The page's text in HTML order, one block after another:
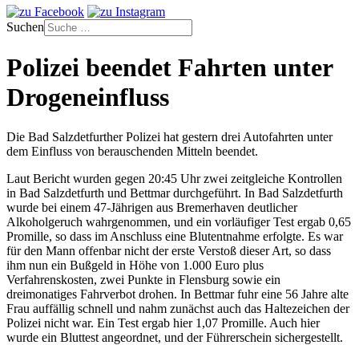
Suchen
Polizei beendet Fahrten unter
Drogeneinfluss
Die Bad Salzdetfurther Polizei hat gestern drei Autofahrten unter
dem Einfluss von berauschenden Mitteln beendet.
Laut Bericht wurden gegen 20:45 Uhr zwei zeitgleiche Kontrollen
in Bad Salzdetfurth und Bettmar durchgeführt. In Bad Salzdetfurth
wurde bei einem 47-Jährigen aus Bremerhaven deutlicher
Alkoholgeruch wahrgenommen, und ein vorläufiger Test ergab 0,65
Promille, so dass im Anschluss eine Blutentnahme erfolgte. Es war
für den Mann offenbar nicht der erste Verstoß dieser Art, so dass
ihm nun ein Bußgeld in Höhe von 1.000 Euro plus
Verfahrenskosten, zwei Punkte in Flensburg sowie ein
dreimonatiges Fahrverbot drohen. In Bettmar fuhr eine 56 Jahre alte
Frau auffällig schnell und nahm zunächst auch das Haltezeichen der
Polizei nicht war. Ein Test ergab hier 1,07 Promille. Auch hier
wurde ein Bluttest angeordnet, und der Führerschein sichergestellt.